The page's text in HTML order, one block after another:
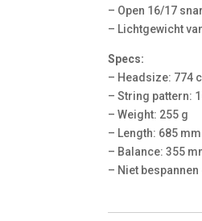
– Open 16/17
– Lichtgewicht
Specs:
– Headsize: 774
– String pattern:
– Weight: 255 g
– Length: 685 mm
– Balance: 355
– Niet